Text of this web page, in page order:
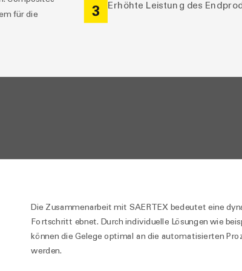
für die
3 Erhöhte Leistung des
Die Zusammenarbeit mit SAERTEX bedeutet eine
Fortschritt ebnet. Durch individuelle Lösungen wie
können die Gelege optimal an die automatisierten
werden.